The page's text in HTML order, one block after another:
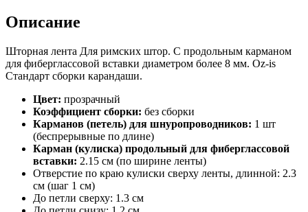
Описание
Шторная лента Для римских штор. С продольным карманом
для фиберглассовой вставки диаметром более 8 мм. Oz-is
Стандарт сборки карандаши.
Цвет: прозрачный
Коэффициент сборки: без сборки
Карманов (петель) для шнуропроводников: 1 шт
(беспрерывные по длине)
Карман (кулиска) продольный для фиберглассовой
вставки: 2.15 см (по ширине ленты)
Отверстие по краю кулиски сверху ленты, длинной: 2.3
см (шаг 1 см)
До петли сверху: 1.3 см